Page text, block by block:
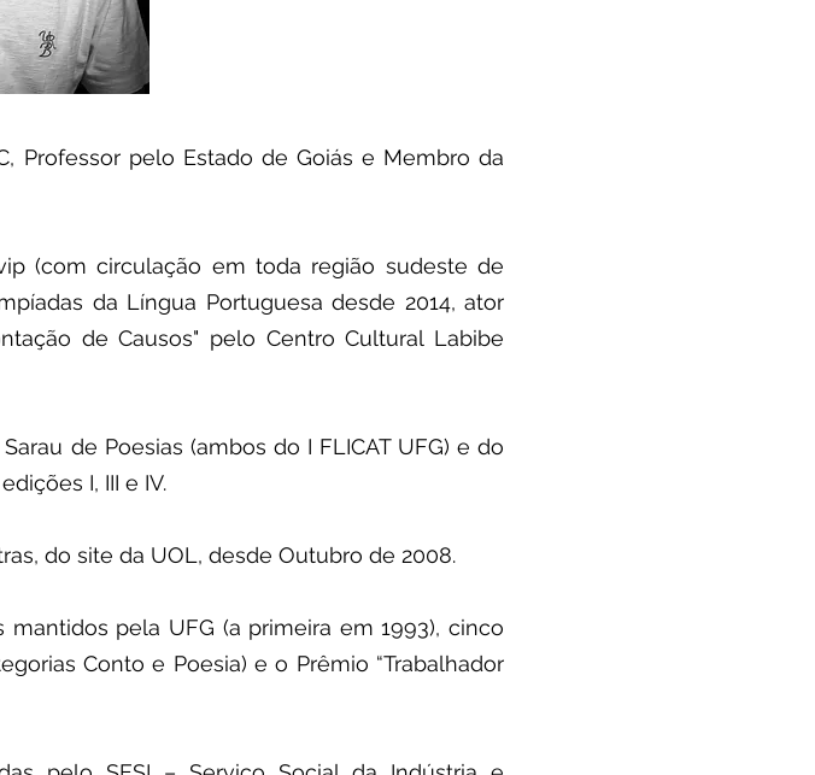
Professor pelo Estado de Goiás e Membro da
(com circulação em toda região sudeste de
da Língua Portuguesa desde 2014, ator
de Causos" pelo Centro Cultural Labibe
de Poesias (ambos do I FLICAT UFG) e do
I, III e IV.
do site da UOL, desde Outubro de 2008.
pela UFG (a primeira em 1993), cinco
Conto e Poesia) e o Prêmio “Trabalhador